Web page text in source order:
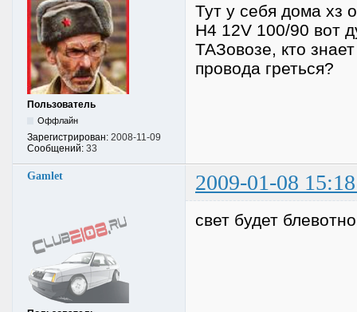
Пользователь
Оффлайн
Зарегистрирован: 2008-11-09
Сообщений: 33
Тут у себя дома хз
H4 12V 100/90 вот
ТАЗовозе, кто
провода греться?
Gamlet 2009-01-08
свет будет